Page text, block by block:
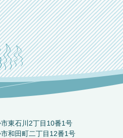
東石川2丁目10番1号
和田町二丁目12番1号